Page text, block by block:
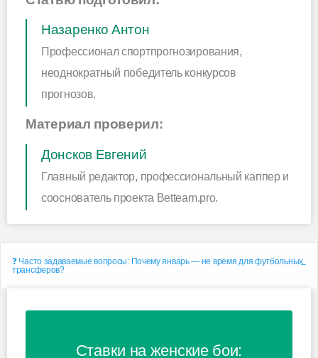
Назаренко Антон
Профессионал спортпрогнозирования,
неоднократный победитель конкурсов
прогнозов.
Материал проверил:
Донсков Евгений
Главный редактор, профессиональный каппер и
сооснователь проекта Betteam.pro.
❓ Часто задаваемые вопросы: Почему январь — не время для футбольных
трансферов?
Ставки на женские бои: